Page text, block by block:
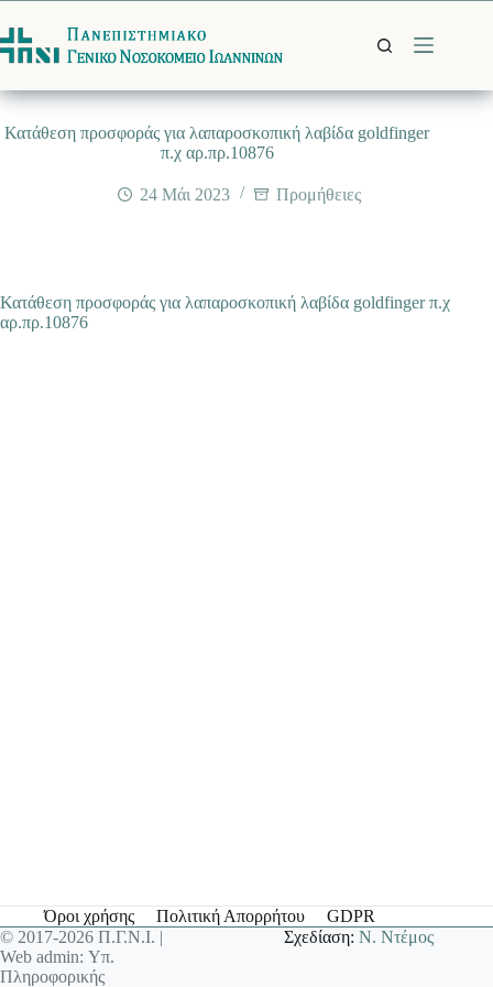
στο
περιεχόμενο
Κατάθεση προσφοράς για λαπαροσκοπική λαβίδα goldfinger
π.χ αρ.πρ.10876
24 Μάι 2023 Προμήθειες
Κατάθεση προσφοράς για λαπαροσκοπική λαβίδα goldfinger π.χ
αρ.πρ.10876
Όροι χρήσης Πολιτική Απορρήτου
GDPR
© 2017-2026 Π.Γ.Ν.Ι. |
Web admin: Υπ.
Πληροφορικής
Σχεδίαση:Ν. Ντέμος